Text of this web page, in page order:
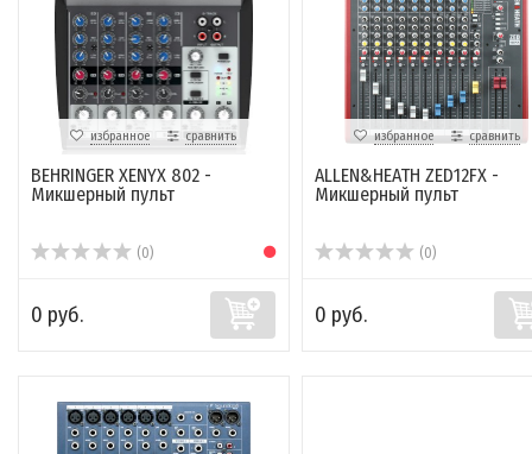
избранное сравнить
BEHRINGER XENYX 802 -
Микшерный пульт
(0)
0 руб.
избранное сравнить
ALLEN&HEATH ZED12FX -
Микшерный пульт
(0)
0 руб.